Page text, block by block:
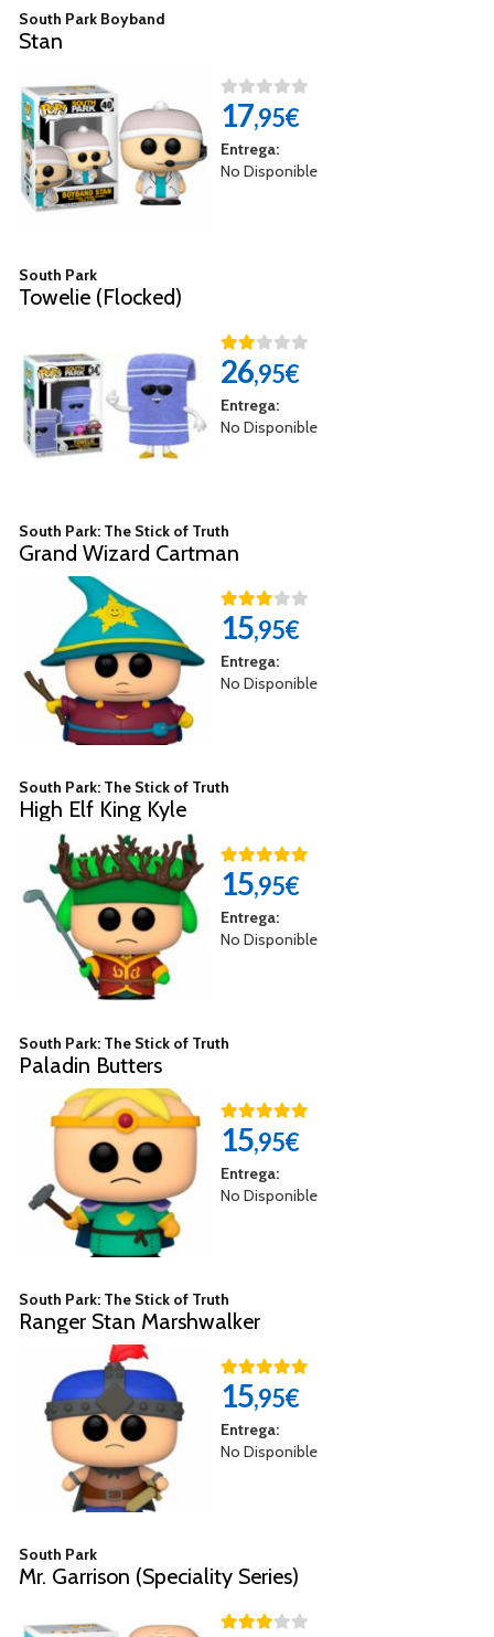
South Park Boyband
Stan
17,95€
Entrega:
No Disponible
South Park
Towelie (Flocked)
26,95€
Entrega:
No Disponible
South Park: The Stick of Truth
Grand Wizard Cartman
15,95€
Entrega:
No Disponible
South Park: The Stick of Truth
High Elf King Kyle
15,95€
Entrega:
No Disponible
South Park: The Stick of Truth
Paladin Butters
15,95€
Entrega:
No Disponible
South Park: The Stick of Truth
Ranger Stan Marshwalker
15,95€
Entrega:
No Disponible
South Park
Mr. Garrison (Speciality Series)